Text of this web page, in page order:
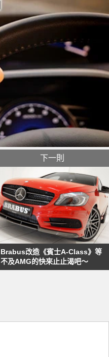
下一則
Brabus改造《賓士A-Class》等
不及AMG的快來止止渴吧～